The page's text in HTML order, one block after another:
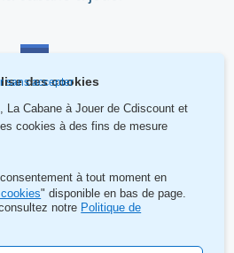
Contact
et gestion de cookies
des cookies
La Cabane à Jouer de Cdiscountet
cookies à des fins de mesure
à tout moment en
" disponible en bas de page.
notre Politique de
sans accepter